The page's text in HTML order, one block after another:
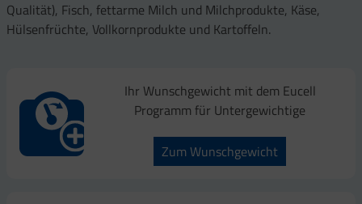
Qualität), Fisch, fettarme Milch und Milchprodukte, Käse,
Hülsenfrüchte, Vollkornprodukte und Kartoffeln.
Ihr Wunschgewicht mit dem Eucell
Programm für Untergewichtige
Zum Wunschgewicht